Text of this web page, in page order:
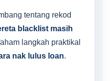
tentang rekod
blacklist masih
langkah praktikal
nak lulus loan.